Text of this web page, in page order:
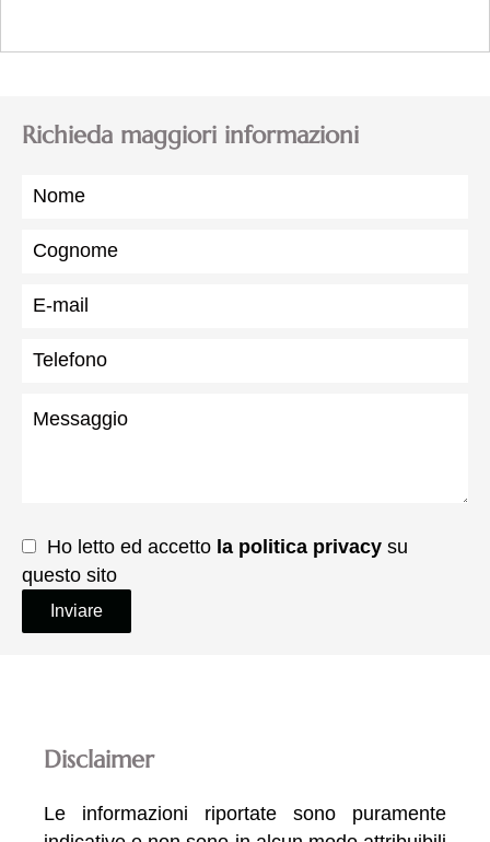
Richieda maggiori informazioni
Ho letto ed accetto la politica privacy su
questo sito
Inviare
Disclaimer
Le informazioni riportate sono puramente